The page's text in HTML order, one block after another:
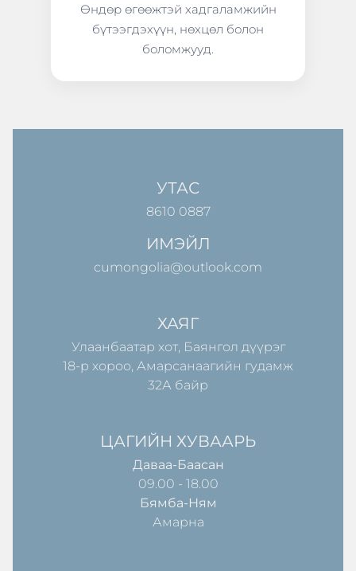
Өндөр өгөөжтэй хадгаламжийн
бүтээгдэхүүн, нөхцөл болон
боломжууд.
УТАС
8610 0887
ИМЭЙЛ
cumongolia@outlook.com
ХАЯГ
Улаанбаатар хот, Баянгол дүүрэг
18-р хороо, Амарсанаагийн гудамж
32А байр
ЦАГИЙН ХУВААРЬ
Даваа-Баасан
09.00 - 18.00
Бямба-Ням
Амарна